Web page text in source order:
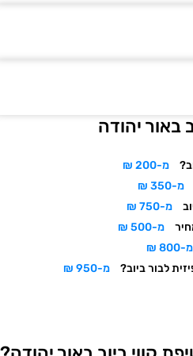
באור יהודה
מ-200 ₪
מ-350 ₪
מ-750 ₪
מ-500 ₪
מ-800 ₪
לבור ביוב?
מ-950 ₪